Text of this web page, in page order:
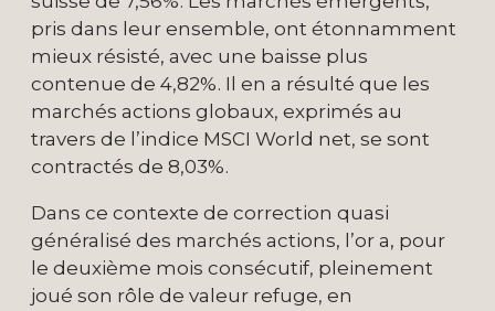
pris dans leur ensemble, ont étonnamment
mieux résisté, avec une baisse plus
contenue de 4,82%. Il en a résulté que les
marchés actions globaux, exprimés au
travers de l’indice MSCI World net, se sont
contractés de 8,03%.
Dans ce contexte de correction quasi
généralisé des marchés actions, l’or a, pour
le deuxième mois consécutif, pleinement
joué son rôle de valeur refuge, en